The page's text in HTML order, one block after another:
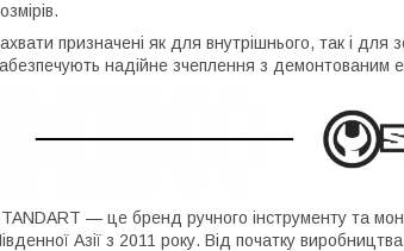
призначені як для внутрішнього, так і для
надійне зчеплення з демонтованим
— це бренд ручного інструменту та
Азії з 2011 року. Від початку